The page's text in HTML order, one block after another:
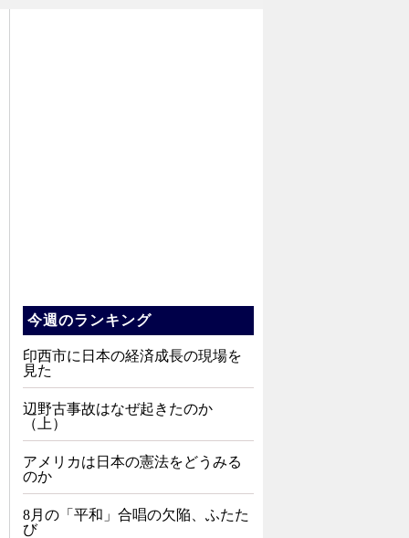
今週のランキング
印西市に日本の経済成長の現場を
見た
辺野古事故はなぜ起きたのか
（上）
アメリカは日本の憲法をどうみる
のか
8月の「平和」合唱の欠陥、ふたた
び